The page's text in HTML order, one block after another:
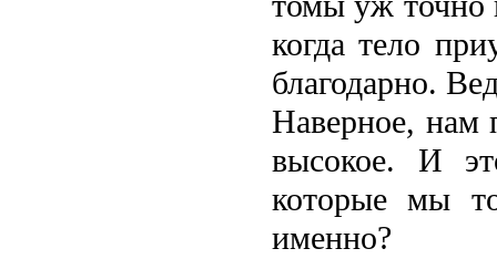
когда тело
благодарно.
Наверное, нам
высокое. И
которые мы
именно?